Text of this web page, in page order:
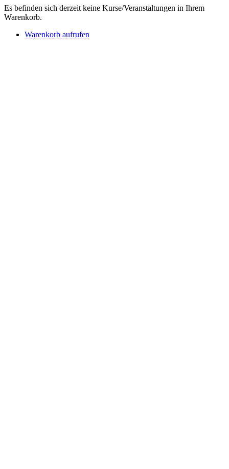
Es befinden sich derzeit keine Kurse/Veranstaltungen in Ihrem
Warenkorb.
Warenkorb aufrufen